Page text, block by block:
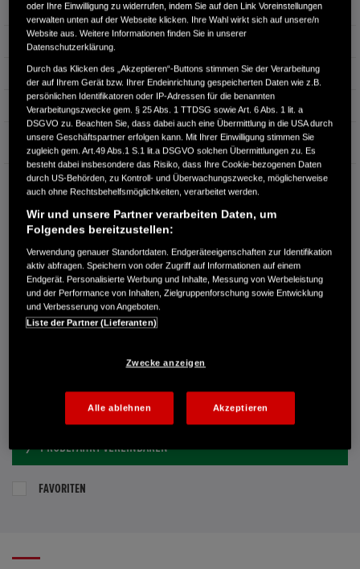
Leistung 113 kW / 154 PS
Hubraum 0 cm³
Erstzulassung 12.2021
Bauart Kleinwagen
Garantie
HONDA CENTER GMBH
Richard Lehmann Str. 119
04103 Leipzig
RUFEN SIE UNS AN:
0341 - 600 77 0
Route planen
Händlerbestand anzeigen
E-MAIL-ANFRAGE
PROBEFAHRT VEREINBAREN
FAVORITEN
oder Ihre Einwilligung zu widerrufen, indem Sie auf den Link Voreinstellungen
verwalten unten auf der Webseite klicken. Ihre Wahl wirkt sich auf unsere/n
Website aus. Weitere Informationen finden Sie in unserer
Datenschutzerklärung.
Durch das Klicken des „Akzeptieren“-Buttons stimmen Sie der Verarbeitung
der auf Ihrem Gerät bzw. Ihrer Endeinrichtung gespeicherten Daten wie z.B.
persönlichen Identifikatoren oder IP-Adressen für die benannten
Verarbeitungszwecke gem. § 25 Abs. 1 TTDSG sowie Art. 6 Abs. 1 lit. a
DSGVO zu. Beachten Sie, dass dabei auch eine Übermittlung in die USA durch
unsere Geschäftspartner erfolgen kann. Mit Ihrer Einwilligung stimmen Sie
zugleich gem. Art.49 Abs.1 S.1 lit.a DSGVO solchen Übermittlungen zu. Es
besteht dabei insbesondere das Risiko, dass Ihre Cookie-bezogenen Daten
durch US-Behörden, zu Kontroll- und Überwachungszwecke, möglicherweise
auch ohne Rechtsbehelfsmöglichkeiten, verarbeitet werden.
Wir und unsere Partner verarbeiten Daten, um
Folgendes bereitzustellen:
Verwendung genauer Standortdaten. Endgeräteeigenschaften zur Identifikation
aktiv abfragen. Speichern von oder Zugriff auf Informationen auf einem
Endgerät. Personalisierte Werbung und Inhalte, Messung von Werbeleistung
und der Performance von Inhalten, Zielgruppenforschung sowie Entwicklung
und Verbesserung von Angeboten.
Liste der Partner (Lieferanten)
Zwecke anzeigen
Alle ablehnen Akzeptieren